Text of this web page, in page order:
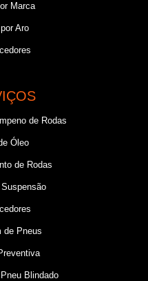
Marca
Aro
de Rodas
Óleo
de Rodas
de Pneus
Blindado